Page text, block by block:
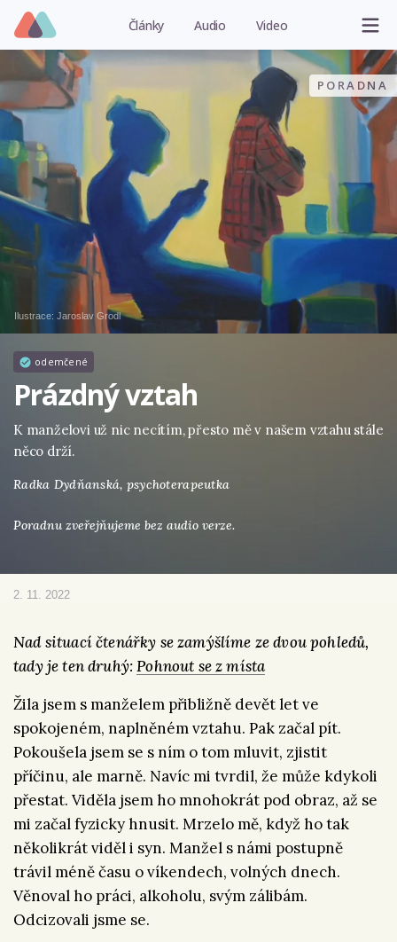
Články Audio Video
PORADNA
Ilustrace: Jaroslav Grodl
odemčené
Prázdný vztah
K manželovi už nic necítím, přesto mě v našem vztahu stále
něco drží.
Radka Dydňanská, psychoterapeutka
Poradnu zveřejňujeme bez audio verze.
2. 11. 2022
Nad situací čtenářky se zamýšlíme ze dvou pohledů,
tady je ten druhý:Pohnout se z místa
Žila jsem s manželem přibližně devět let ve
spokojeném, naplněném vztahu. Pak začal pít.
Pokoušela jsem se s ním o tom mluvit, zjistit
příčinu, ale marně. Navíc mi tvrdil, že může kdykoli
přestat. Viděla jsem ho mnohokrát pod obraz, až se
mi začal fyzicky hnusit. Mrzelo mě, když ho tak
několikrát viděl i syn. Manžel s námi postupně
trávil méně času o víkendech, volných dnech.
Věnoval ho práci, alkoholu, svým zálibám.
Odcizovali jsme se.